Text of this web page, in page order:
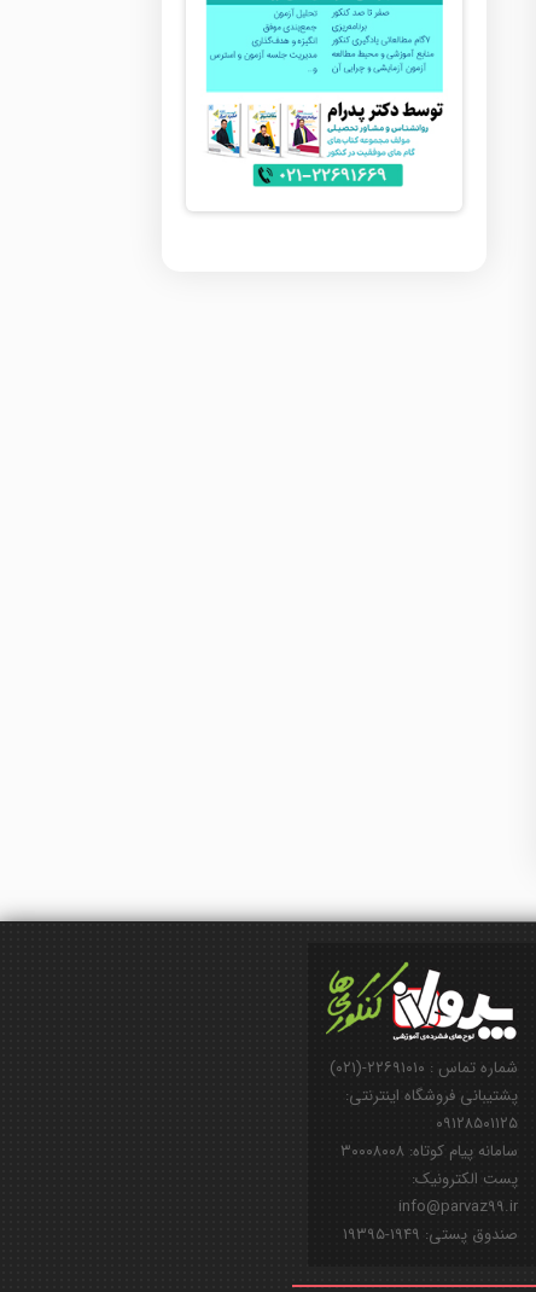
شماره تماس : ۲۲۶۹۱۰۱۰-(۰۲۱)
پشتیبانی فروشگاه اینترنتی:
۰۹۱۲۸۵۰۱۱۲۵
سامانه پیام کوتاه: ۳۰۰۰۸۰۰۸
پست الکترونیک:
info@parvaz99.ir
صندوق پستی: ۱۹۴۹-۱۹۳۹۵